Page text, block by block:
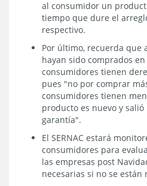
al consumidor un
tiempo que dure el
respectivo.
Por último, recuerda que
hayan sido comprados
consumidores tienen
pues "no por comprar
consumidores tienen
producto es nuevo y
garantía".
El SERNAC estará
consumidores para
las empresas post
necesarias si no se